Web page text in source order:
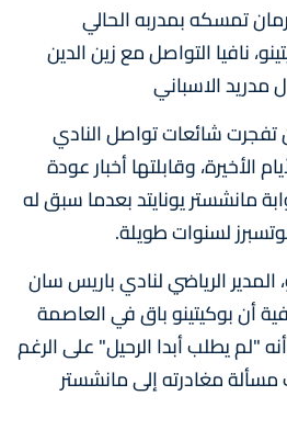
تمسكه بمدربه الحالي
نافيا التواصل مع زين الدين
مدريد الاسباني
تفجرت شائعات تواصل النادي
الأخيرة، وقابلتها أخبار عودة
مانشستر يونايتد بعدما سبق له
لسنوات طويلة.
المدير الرياضي لنادي باريس سان
أن بوكيتينو باق في العاصمة
"لم يطلب أبدا الرحيل" على الرغم
مسألة مغادرته إلى مانشستر